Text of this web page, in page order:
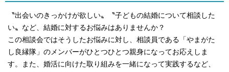
〝出会いのきっかけが欲しい〟〝子どもの結婚について相談した
い〟など、結婚に対するお悩みはありませんか？
この相談会ではそうしたお悩みに対し、相談員である「やまがた
し良縁隊」のメンバーがひとつひとつ親身になってお応えしま
す。また、婚活に向けた取り組みを一緒になって実践するなど、